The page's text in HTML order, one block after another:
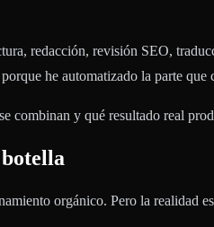
redacción, revisión SEO,
he automatizado la parte
combinan y qué resultado real
orgánico. Pero la realidad